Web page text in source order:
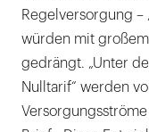
Regelversorgung –
würden mit
gedrängt. „Unter
Nulltarif“ werden